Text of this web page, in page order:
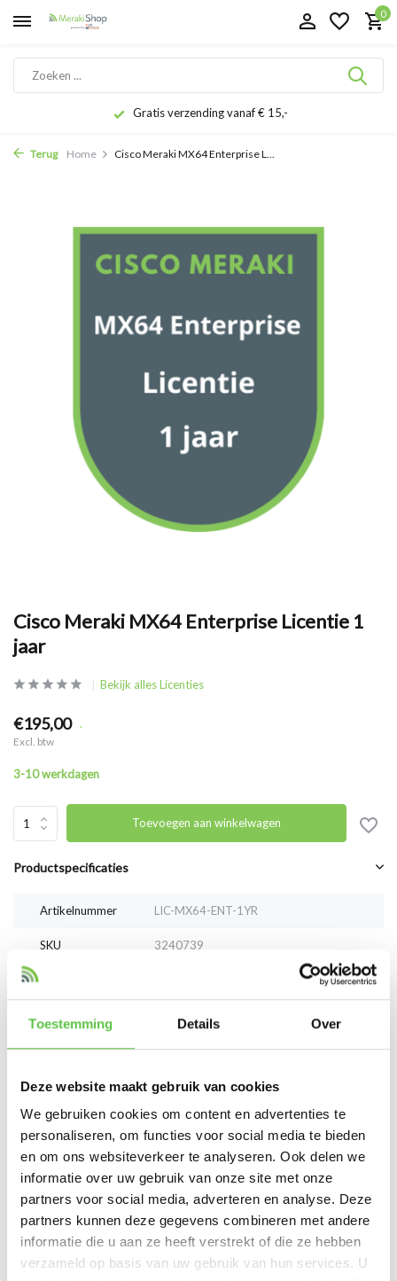
Toestemming Details Over
Deze website maakt gebruik van cookies
We gebruiken cookies om content en advertenties te
personaliseren, om functies voor social media te bieden
en om ons websiteverkeer te analyseren. Ook delen we
informatie over uw gebruik van onze site met onze
partners voor social media, adverteren en analyse. Deze
partners kunnen deze gegevens combineren met andere
informatie die u aan ze heeft verstrekt of die ze hebben
verzameld op basis van uw gebruik van hun services. U
0
Gratis verzending vanaf € 15,-
Terug Home Cisco Meraki MX64 Enterprise L...
Cisco Meraki MX64 Enterprise Licentie 1
jaar
Bekijk alles Licenties
€195,00 .
Excl. btw
3-10 werkdagen
Toevoegen aan winkelwagen
Productspecificaties
Artikelnummer LIC-MX64-ENT-1YR
SKU 3240739
Vergelijk Delen
Reviews
Based on 0 reviews
Er zijn nog geen reviews geschreven over dit product..